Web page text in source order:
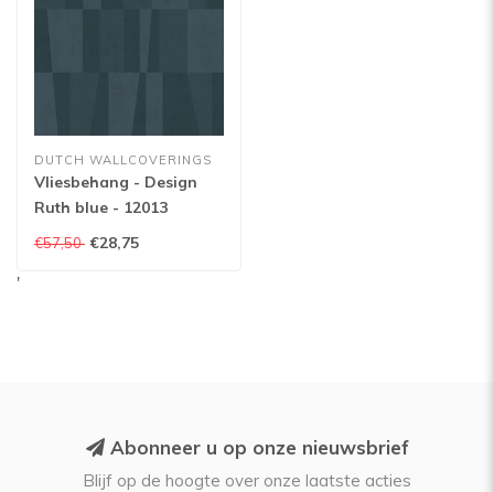
DUTCH WALLCOVERINGS
Vliesbehang - Design
Ruth blue - 12013
€57,50 €28,75
'
Abonneer u op onze nieuwsbrief
Blijf op de hoogte over onze laatste acties